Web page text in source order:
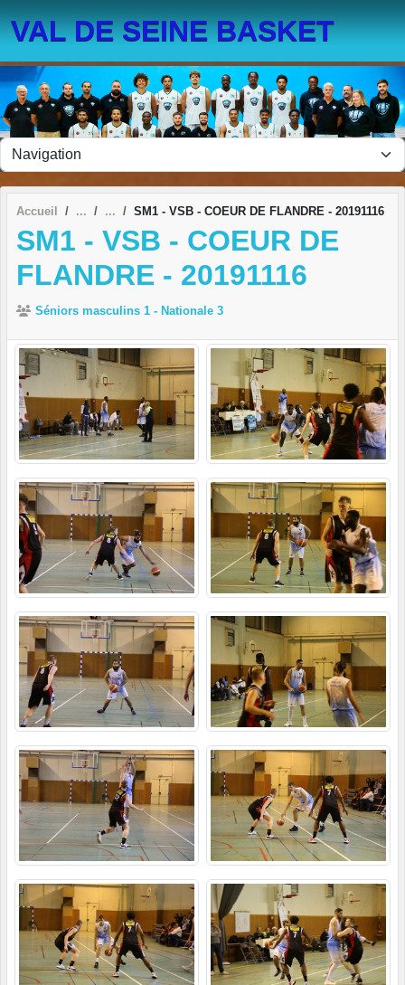
VAL DE SEINE BASKET
Accueil SM1 - VSB - COEUR DE FLANDRE - 20191116
SM1 - VSB - COEUR DE
FLANDRE - 20191116
Séniors masculins 1 - Nationale 3